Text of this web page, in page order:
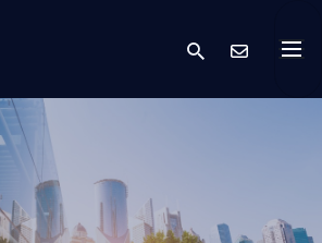
search